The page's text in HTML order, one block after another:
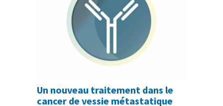
Un nouveau traitement dans le
cancer de vessie métastatique